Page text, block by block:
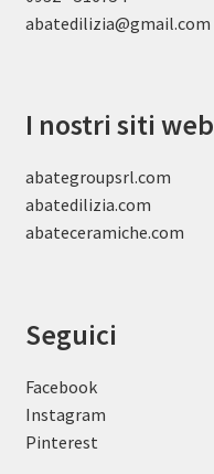
abatedilizia@gmail.com
I nostri siti web
abategroupsrl.com
abatedilizia.com
abateceramiche.com
Seguici
Facebook
Instagram
Pinterest